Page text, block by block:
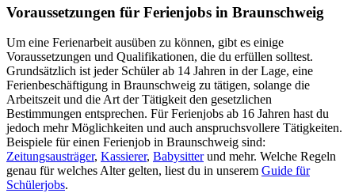
Voraussetzungen für Ferienjobs in Braunschweig
Um eine Ferienarbeit ausüben zu können, gibt es einige
Voraussetzungen und Qualifikationen, die du erfüllen solltest.
Grundsätzlich ist jeder Schüler ab 14 Jahren in der Lage, eine
Ferienbeschäftigung in Braunschweig zu tätigen, solange die
Arbeitszeit und die Art der Tätigkeit den gesetzlichen
Bestimmungen entsprechen. Für Ferienjobs ab 16 Jahren hast du
jedoch mehr Möglichkeiten und auch anspruchsvollere Tätigkeiten.
Beispiele für einen Ferienjob in Braunschweig sind:
Zeitungsausträger, Kassierer, Babysitterund mehr. Welche Regeln
genau für welches Alter gelten, liest du in unserem Guide für
Schülerjobs.